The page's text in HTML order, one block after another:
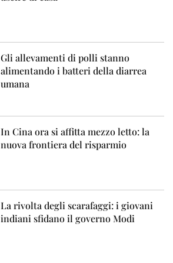
Gli allevamenti di polli stanno
alimentando i batteri della diarrea
umana
In Cina ora si affitta mezzo letto: la
nuova frontiera del risparmio
La rivolta degli scarafaggi: i giovani
indiani sfidano il governo Modi